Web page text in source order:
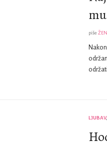
piše
LJUBAV,